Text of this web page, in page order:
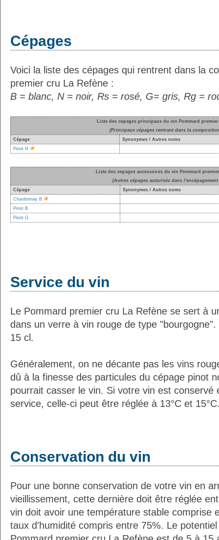
Cépages
Voici la liste des cépages qui rentrent dans la
premier cru La Refène :
B = blanc, N = noir, Rs = rosé, G= gris, Rg =
Liste des cepages principaux du vin Pommard
(Principaux cépages rentrant dans la
Cépage
Synonymes / Autres noms
Pinot N
Liste des cepages accessoires du vin Pommard
(Autres cépages autorisés dans
Cépage
Synonymes / Autres noms
Chardonnay B
Pinot B
Pinot G
Service du vin
Le Pommard premier cru La Refène se sert à
dans un verre à vin rouge de type
15 cl.
Généralement, on ne décante pas les vins
dû à la finesse des particules du cépage pinot
pourrait casser le vin. Si votre vin est conservé
service, celle-ci peut être réglée à 13°C et
Conservation du vin
Pour une bonne conservation de votre vin en
vieillissement, cette dernière doit être réglée
vin doit avoir une température stable comprise
taux d'humidité compris entre 75%. Le